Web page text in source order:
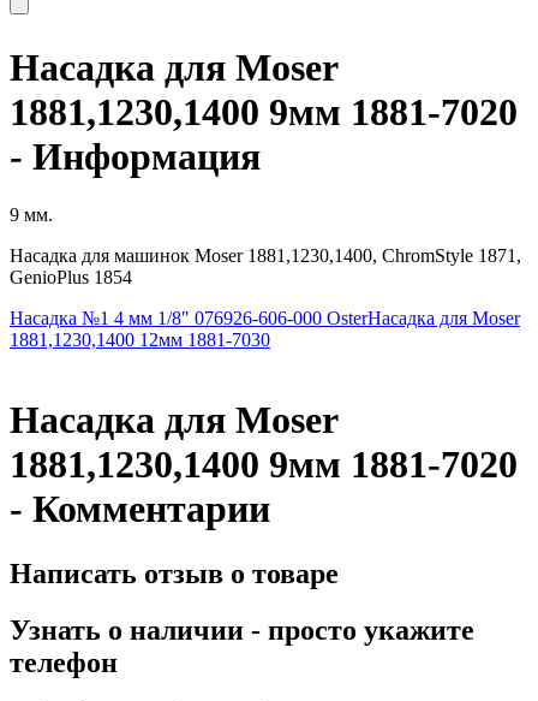
Насадка для Moser
1881,1230,1400 9мм 1881-7020
- Информация
9 мм.
Насадка для машинок Moser 1881,1230,1400, ChromStyle 1871,
GenioPlus 1854
Насадка №1 4 мм 1/8" 076926-606-000 OsterНасадка для Moser
1881,1230,1400 12мм 1881-7030
Насадка для Moser
1881,1230,1400 9мм 1881-7020
- Комментарии
Написать отзыв о товаре
Узнать о наличии - просто укажите
телефон